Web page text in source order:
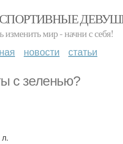
| СПОРТИВНЫЕ
изменить мир - начни с себя!
новости статьи
с зеленью?